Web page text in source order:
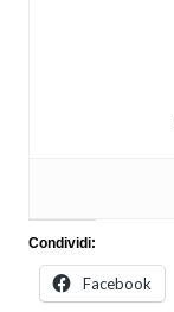
Condividi:
Facebook